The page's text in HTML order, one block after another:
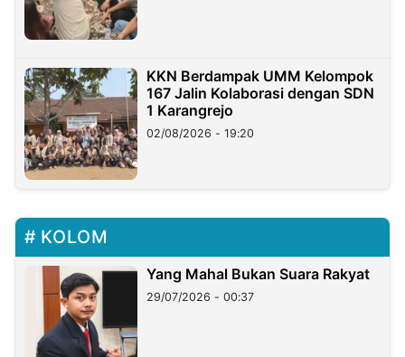
KKN Berdampak UMM Kelompok
167 Jalin Kolaborasi dengan SDN
1 Karangrejo
02/08/2026 - 19:20
KOLOM
Yang Mahal Bukan Suara Rakyat
29/07/2026 - 00:37